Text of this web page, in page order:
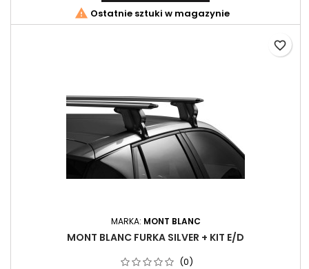
 Ostatnie sztuki w magazynie
MARKA: MONT BLANC
MONT BLANC FURKA SILVER + KIT E/D
(0)
favorite_border